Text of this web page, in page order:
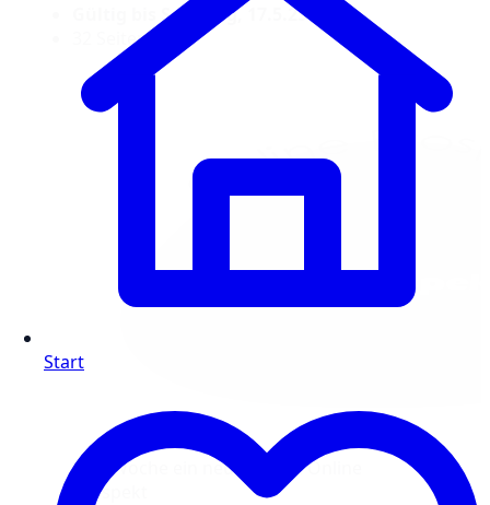
Gültig bis Samstag, 17.5.25
32 Seiten
Jede Woche ein neuer REWE Online
Prospekt
Start